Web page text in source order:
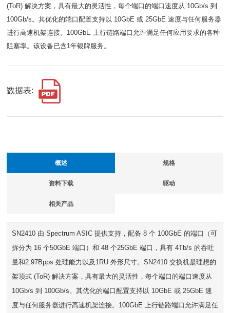
(ToR) 解决方案，具有最大的灵活性，每个端口的端口速度从 10Gb/s 到
100Gb/s。其优化的端口配置支持以 10GbE 或 25GbE 速度与任何服务器
进行高速机架连接。100GbE 上行链路端口允许满足任何应用要求的各种
阻塞率。该设备已含1年银牌服务。
数据表:
概述 规格
资料下载 驱动
相关产品
SN2410 由 Spectrum ASIC 提供支持，配备 8 个 100GbE 的端口（可
拆分为 16 个50GbE 端口）和 48 个25GbE 端口，具有 4Tb/s 的吞吐
量和2.97Bpps 处理能力以及1RU 外形尺寸。SN2410 交换机是理想的
架顶式 (ToR) 解决方案，具有最大的灵活性，每个端口的端口速度从
10Gb/s 到 100Gb/s。其优化的端口配置支持以 10GbE 或 25GbE 速
度与任何服务器进行高速机架连接。100GbE 上行链路端口允许满足任